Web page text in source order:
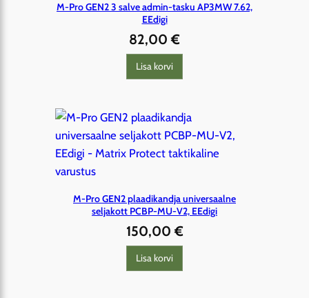
M-Pro GEN2 3 salve admin-tasku AP3MW 7.62,
EEdigi
82,00€
Lisa korvi
M-Pro GEN2 plaadikandja universaalne
seljakott PCBP-MU-V2, EEdigi
150,00€
Lisa korvi